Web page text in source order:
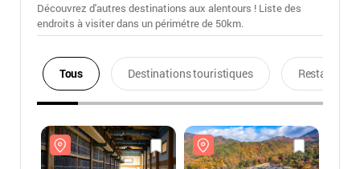
Découvrez d'autres destinations aux alentours ! Liste des
endroits à visiter dans un périmétre de 50km.
Tous Destinations touristiques Restaurants